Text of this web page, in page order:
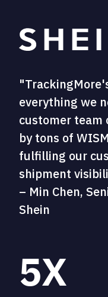
everything we
customer team
by tons of
fulfilling our
shipment
– Min Chen,
Shein
5X